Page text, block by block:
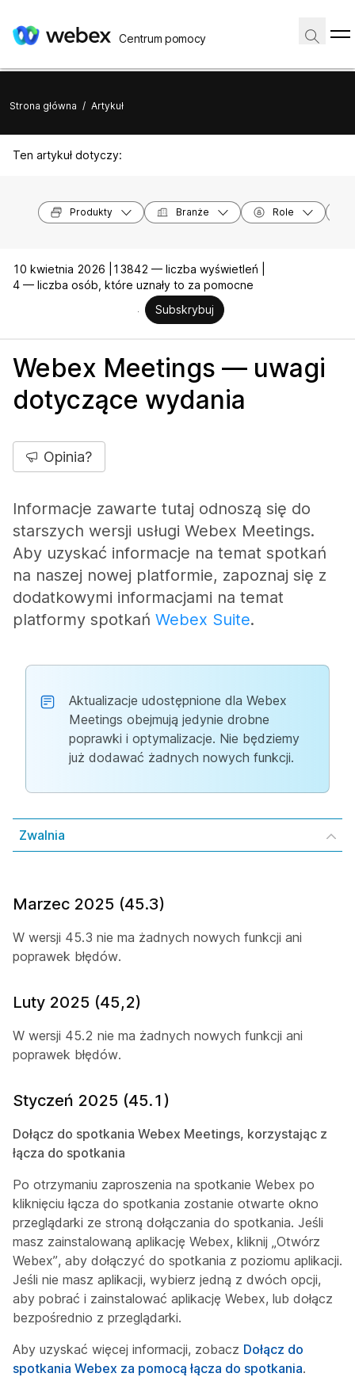
Centrum pomocy
Strona główna / Artykuł
Ten artykuł dotyczy:
Produkty Branże Role
10 kwietnia 2026 |
13842 — liczba wyświetleń |
4 — liczba osób, które uznały to za pomocne
Subskrybuj
Webex Meetings — uwagi
dotyczące wydania
Opinia?
Informacje zawarte tutaj odnoszą się do
starszych wersji usługi Webex Meetings.
Aby uzyskać informacje na temat spotkań
na naszej nowej platformie, zapoznaj się z
dodatkowymi informacjami na temat
platformy spotkań Webex Suite.
Aktualizacje udostępnione dla Webex
Meetings obejmują jedynie drobne
poprawki i optymalizacje. Nie będziemy
już dodawać żadnych nowych funkcji.
Zwalnia
Marzec 2025 (45.3)
W wersji 45.3 nie ma żadnych nowych funkcji ani
poprawek błędów.
Luty 2025 (45,2)
W wersji 45.2 nie ma żadnych nowych funkcji ani
poprawek błędów.
Styczeń 2025 (45.1)
Dołącz do spotkania Webex Meetings, korzystając z
łącza do spotkania
Po otrzymaniu zaproszenia na spotkanie Webex po
kliknięciu łącza do spotkania zostanie otwarte okno
przeglądarki ze stroną dołączania do spotkania. Jeśli
masz zainstalowaną aplikację Webex, kliknij „Otwórz
Webex”, aby dołączyć do spotkania z poziomu aplikacji.
Jeśli nie masz aplikacji, wybierz jedną z dwóch opcji,
aby pobrać i zainstalować aplikację Webex, lub dołącz
bezpośrednio z przeglądarki.
Aby uzyskać więcej informacji, zobacz Dołącz do
spotkania Webex za pomocą łącza do spotkania.